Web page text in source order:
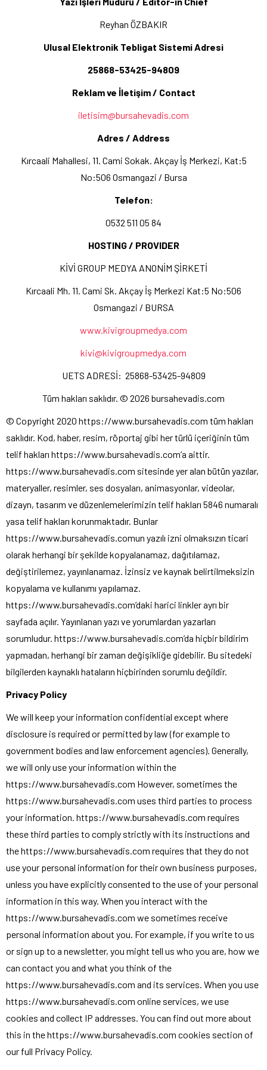
Reyhan ÖZBAKIR
Ulusal Elektronik Tebligat Sistemi Adresi
25868-53425-94809
Reklam ve İletişim / Contact
iletisim@bursahevadis.com
Adres / Address
Kırcaali Mahallesi, 11. Cami Sokak. Akçay İş Merkezi, Kat:5
No:506 Osmangazi / Bursa
Telefon:
0532 511 05 84
HOSTING / PROVIDER
KİVİ GROUP MEDYA ANONİM ŞİRKETİ
Kırcaali Mh. 11. Cami Sk. Akçay İş Merkezi Kat:5 No:506
Osmangazi / BURSA
www.kivigroupmedya.com
kivi@kivigroupmedya.com
UETS ADRESİ: 25868-53425-94809
Tüm hakları saklıdır. © 2026 bursahevadis.com
© Copyright 2020 https://www.bursahevadis.com tüm hakları
saklıdır. Kod, haber, resim, röportaj gibi her türlü içeriğinin tüm
telif hakları https://www.bursahevadis.com’a aittir.
https://www.bursahevadis.com sitesinde yer alan bütün yazılar,
materyaller, resimler, ses dosyaları, animasyonlar, videolar,
dizayn, tasarım ve düzenlemelerimizin telif hakları 5846 numaralı
yasa telif hakları korunmaktadır. Bunlar
https://www.bursahevadis.comun yazılı izni olmaksızın ticari
olarak herhangi bir şekilde kopyalanamaz, dağıtılamaz,
değiştirilemez, yayınlanamaz. İzinsiz ve kaynak belirtilmeksizin
kopyalama ve kullanımı yapılamaz.
https://www.bursahevadis.com’daki harici linkler ayrı bir
sayfada açılır. Yayınlanan yazı ve yorumlardan yazarları
sorumludur. https://www.bursahevadis.com’da hiçbir bildirim
yapmadan, herhangi bir zaman değişikliğe gidebilir. Bu sitedeki
bilgilerden kaynaklı hataların hiçbirinden sorumlu değildir.
Privacy Policy
We will keep your information confidential except where
disclosure is required or permitted by law (for example to
government bodies and law enforcement agencies). Generally,
we will only use your information within the
https://www.bursahevadis.com However, sometimes the
https://www.bursahevadis.com uses third parties to process
your information. https://www.bursahevadis.com requires
these third parties to comply strictly with its instructions and
the https://www.bursahevadis.com requires that they do not
use your personal information for their own business purposes,
unless you have explicitly consented to the use of your personal
information in this way. When you interact with the
https://www.bursahevadis.com we sometimes receive
personal information about you. For example, if you write to us
or sign up to a newsletter, you might tell us who you are, how we
can contact you and what you think of the
https://www.bursahevadis.com and its services. When you use
https://www.bursahevadis.com online services, we use
cookies and collect IP addresses. You can find out more about
this in the https://www.bursahevadis.com cookies section of
our full Privacy Policy.